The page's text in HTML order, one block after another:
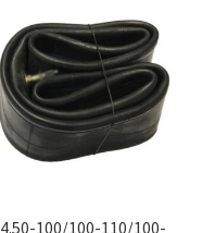
4.50-100/100-110/100-